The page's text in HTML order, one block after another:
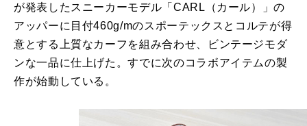
が発表したスニーカーモデル「CARL（カール）」の
アッパーに目付460g/mのスポーテックスとコルテが得
意とする上質なカーフを組み合わせ、ビンテージモダ
ンな一品に仕上げた。すでに次のコラボアイテムの製
作が始動している。